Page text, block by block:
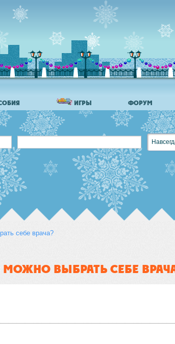
ИГРЫ ФОРУМ
себе врача?
МОЖНО ВЫБРАТЬ СЕБЕ